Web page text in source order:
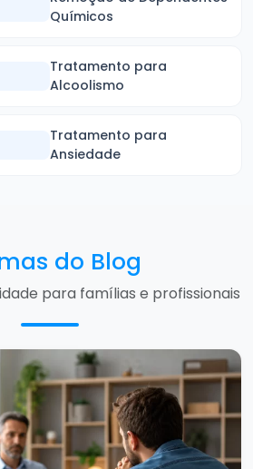
Químicos
Tratamento para
Alcoolismo
Tratamento para
Ansiedade
do Blog
para famílias e profissionais